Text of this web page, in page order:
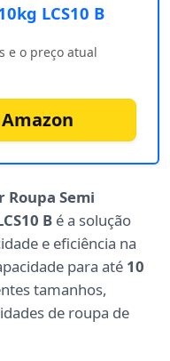
LCS10 B
e o preço atual
Roupa Semi
B é a solução
e eficiência na
para até 10
tamanhos,
de roupa de